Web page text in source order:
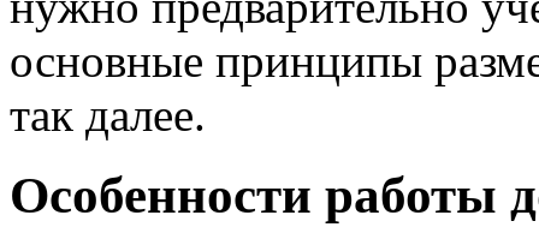
основные принципы
так далее.
Особенности работы